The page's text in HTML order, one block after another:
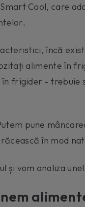
Cool, care
încă
alimente în
frigider - trebuie
pune
în mod
și vom analiza